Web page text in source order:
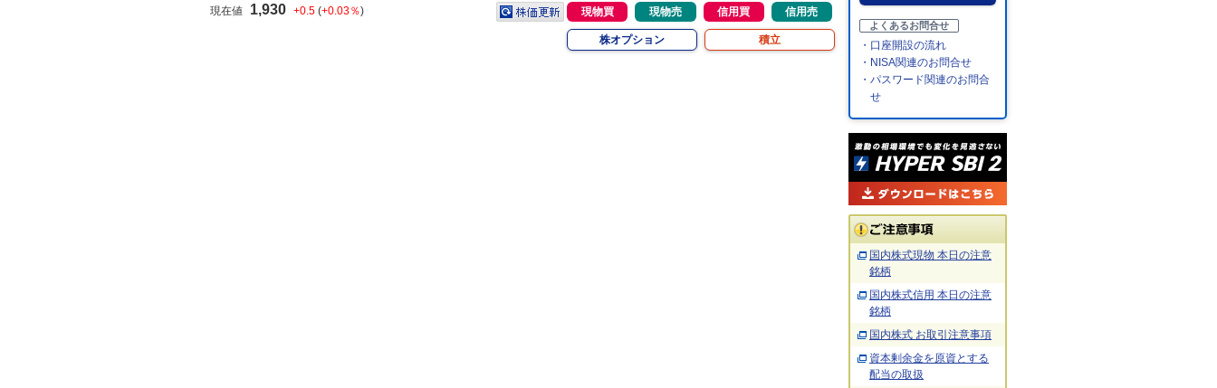
現在値 1,930 +0.5 (+0.03％) 現物買 現物売 信用買 信用売
株オプション 積立
よくあるお問合せ
・口座開設の流れ
・NISA関連のお問合せ
・パスワード関連のお問合
せ
国内株式現物 本日の注意
銘柄
国内株式信用 本日の注意
銘柄
国内株式 お取引注意事項
資本剰余金を原資とする
配当の取扱